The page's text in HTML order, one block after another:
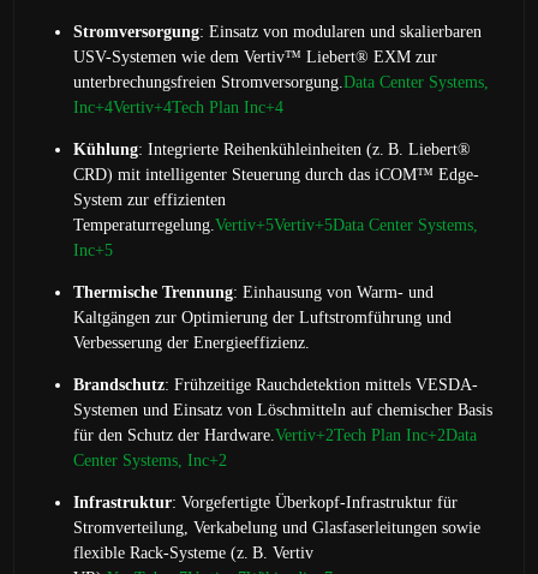
Stromversorgung:Einsatz von modularen und skalierbaren
USV-Systemen wie dem Vertiv™ Liebert® EXM zur
unterbrechungsfreien Stromversorgung.Data Center Systems,
Inc+4Vertiv+4Tech Plan Inc+4
Kühlung:Integrierte Reihenkühleinheiten (z. B. Liebert®
CRD) mit intelligenter Steuerung durch das iCOM™ Edge-
System zur effizienten
Temperaturregelung.Vertiv+5Vertiv+5Data Center Systems,
Inc+5
Thermische Trennung:Einhausung von Warm- und
Kaltgängen zur Optimierung der Luftstromführung und
Verbesserung der Energieeffizienz.
Brandschutz:Frühzeitige Rauchdetektion mittels VESDA-
Systemen und Einsatz von Löschmitteln auf chemischer Basis
für den Schutz der Hardware.Vertiv+2Tech Plan Inc+2Data
Center Systems, Inc+2
Infrastruktur:Vorgefertigte Überkopf-Infrastruktur für
Stromverteilung, Verkabelung und Glasfaserleitungen sowie
flexible Rack-Systeme (z. B. Vertiv